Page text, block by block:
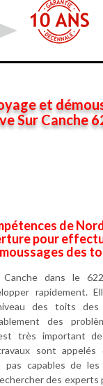
et
Sur Canche
de
pour
des
dans le
rapidement.
des toits des
des
très important
sont appelés
pas capables de
des experts